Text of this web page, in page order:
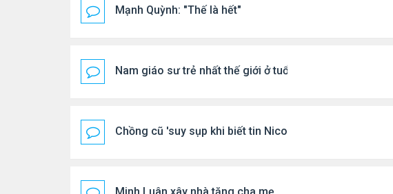
Mạnh Quỳnh: "Thế là hết"
Nam giáo sư trẻ nhất thế giới ở tuổi 18
Chồng cũ 'suy sụp khi biết tin Nicole Kidman có tình mới'